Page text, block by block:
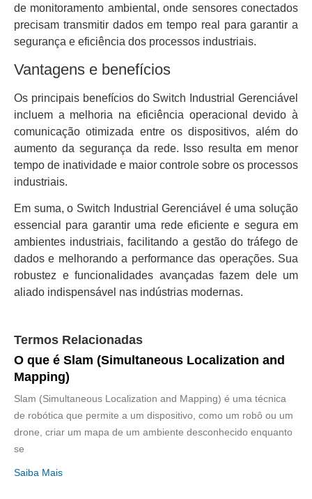
de monitoramento ambiental, onde sensores conectados
precisam transmitir dados em tempo real para garantir a
segurança e eficiência dos processos industriais.
Vantagens e benefícios
Os principais benefícios do Switch Industrial Gerenciável
incluem a melhoria na eficiência operacional devido à
comunicação otimizada entre os dispositivos, além do
aumento da segurança da rede. Isso resulta em menor
tempo de inatividade e maior controle sobre os processos
industriais.
Em suma, o Switch Industrial Gerenciável é uma solução
essencial para garantir uma rede eficiente e segura em
ambientes industriais, facilitando a gestão do tráfego de
dados e melhorando a performance das operações. Sua
robustez e funcionalidades avançadas fazem dele um
aliado indispensável nas indústrias modernas.
Termos Relacionadas
O que é Slam (Simultaneous Localization and
Mapping)
Slam (Simultaneous Localization and Mapping) é uma técnica
de robótica que permite a um dispositivo, como um robô ou um
drone, criar um mapa de um ambiente desconhecido enquanto
se
Saiba Mais